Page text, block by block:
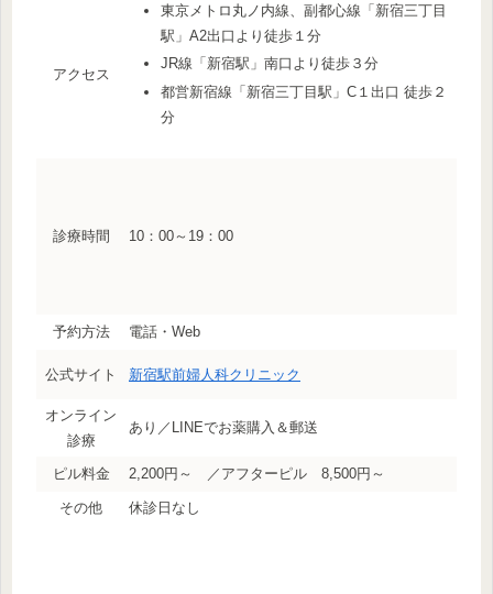
アクセス
東京メトロ丸ノ内線、副都心線「新宿三丁目
駅」A2出口より徒歩１分
JR線「新宿駅」南口より徒歩３分
都営新宿線「新宿三丁目駅」C１出口 徒歩２
分
診療時間 10：00～19：00
予約方法 電話・Web
公式サイト 新宿駅前婦人科クリニック
オンライン
診療
あり／LINEでお薬購入＆郵送
ピル料金 2,200円～ ／アフターピル 8,500円～
その他 休診日なし